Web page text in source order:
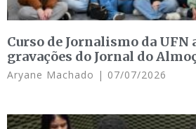
Curso de Jornalismo da UFN
gravações do Jornal do
Aryane Machado 07/07/2026